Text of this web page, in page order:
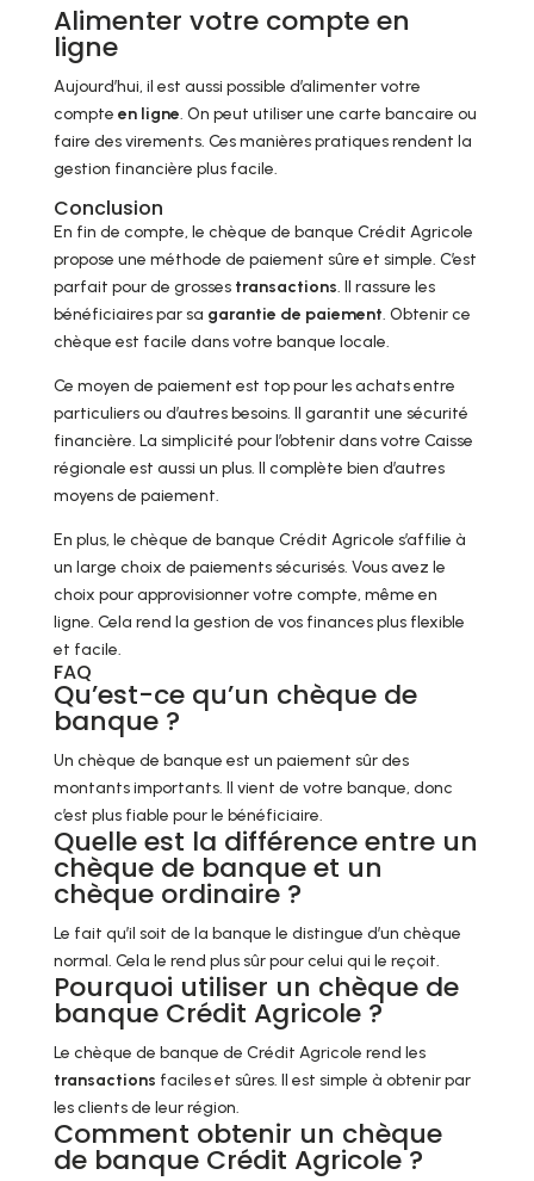
Alimenter votre compte en
ligne
Aujourd’hui, il est aussi possible d’alimenter votre
compte en ligne. On peut utiliser une carte bancaire ou
faire des virements. Ces manières pratiques rendent la
gestion financière plus facile.
Conclusion
En fin de compte, le chèque de banque Crédit Agricole
propose une méthode de paiement sûre et simple. C’est
parfait pour de grosses transactions. Il rassure les
bénéficiaires par sa garantie de paiement. Obtenir ce
chèque est facile dans votre banque locale.
Ce moyen de paiement est top pour les achats entre
particuliers ou d’autres besoins. Il garantit une sécurité
financière. La simplicité pour l’obtenir dans votre Caisse
régionale est aussi un plus. Il complète bien d’autres
moyens de paiement.
En plus, le chèque de banque Crédit Agricole s’affilie à
un large choix de paiements sécurisés. Vous avez le
choix pour approvisionner votre compte, même en
ligne. Cela rend la gestion de vos finances plus flexible
et facile.
FAQ
Qu’est-ce qu’un chèque de
banque ?
Un chèque de banque est un paiement sûr des
montants importants. Il vient de votre banque, donc
c’est plus fiable pour le bénéficiaire.
Quelle est la différence entre un
chèque de banque et un
chèque ordinaire ?
Le fait qu’il soit de la banque le distingue d’un chèque
normal. Cela le rend plus sûr pour celui qui le reçoit.
Pourquoi utiliser un chèque de
banque Crédit Agricole ?
Le chèque de banque de Crédit Agricole rend les
transactions faciles et sûres. Il est simple à obtenir par
les clients de leur région.
Comment obtenir un chèque
de banque Crédit Agricole ?